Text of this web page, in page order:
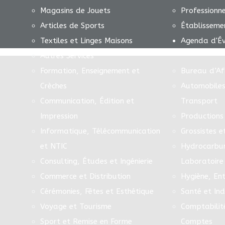
Magasins de Jouets
Articles de Sports
Textiles et Linges Maisons
Autres Services
Formation, Enseignement et
Crèches
Communication, Édition et
Impression
Informatique, Télécommunication
et NTIC
Consulting, Études et Ingénierie
Commerce et Distribution
Cérémonies, Fêtes et Esthétique
Voyage et Tourisme
Sport et Remise en Forme
Bureau
Transport
Grossistes
Laboratoire
Hygiène,
Santé et
Comptes
Agenda